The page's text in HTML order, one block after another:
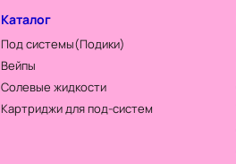
Каталог
Под системы(Подики)
Вейпы
Солевые жидкости
Картриджи для под-систем